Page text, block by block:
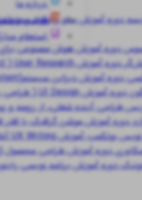
دوره آموزش سئو و تولید محتوا
دوره آموزش هوش مصنوعی
دوره آموزش User Research ( کاربر پژوهی) جامع
دوره آموزش دیزاین سیستم(Design System) جامع
دوره آموزش UI Design ( طراحی رابط کاربری) جامع
طراحی آینده شغلی، از رزومه و
دوره آموزش موشن گرافیک با افتر
نویسبوتکمپ آموزش UX Writing آنلاین مقدماتی تا پیشرفته
دوره آموزش طراحی محصول (Prdouct Design) جامع
دوره آموزش برنامه نویسی
درباره ما
قوانین و
استعلام